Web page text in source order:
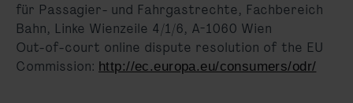
für Passagier- und Fahrgastrechte, Fachbereich
Bahn, Linke Wienzeile 4/1/6, A-1060 Wien
Out-of-court online dispute resolution of the EU
Commission: http://ec.europa.eu/consumers/odr/